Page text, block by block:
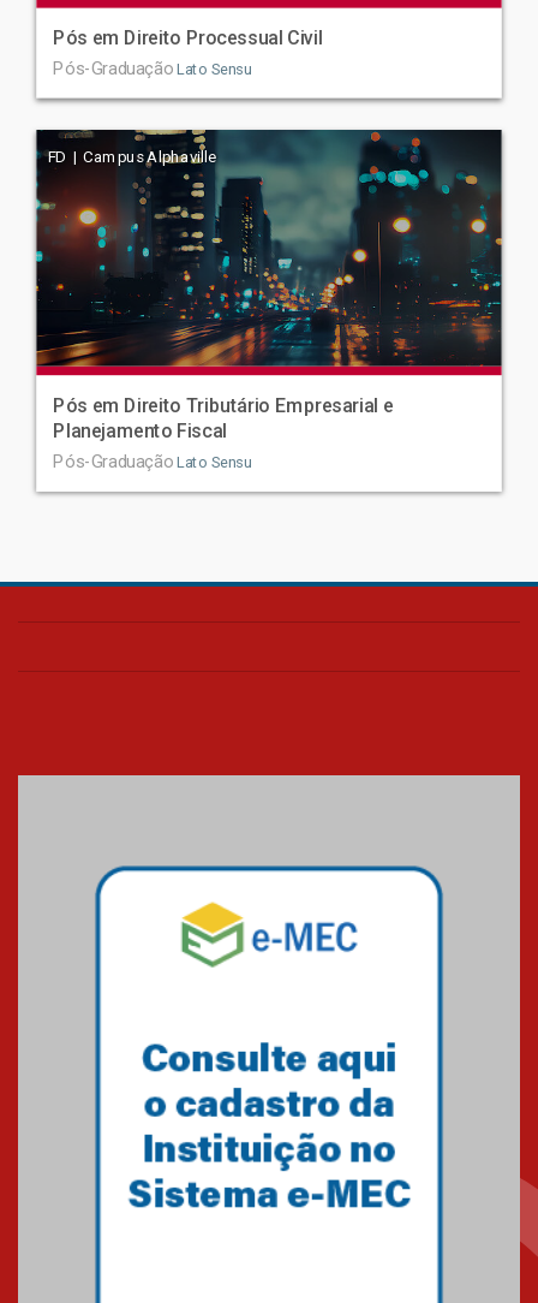
Pós em Direito Processual Civil
Pós-Graduação Lato Sensu
FD | Campus Alphaville
Pós em Direito Tributário Empresarial e
Planejamento Fiscal
Pós-Graduação Lato Sensu